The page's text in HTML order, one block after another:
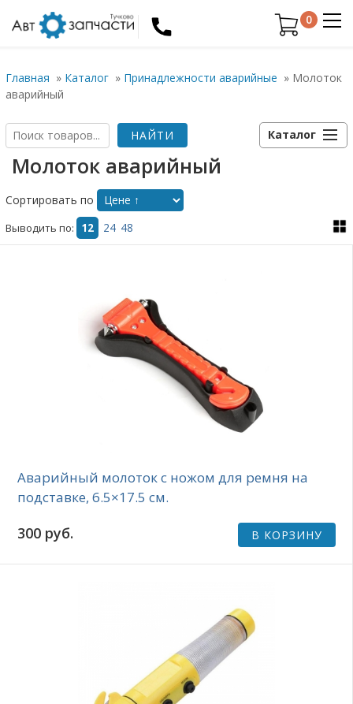
0
Главная » Каталог » Принадлежности аварийные » Молоток
аварийный
Каталог
Молоток аварийный
Сортировать по
Выводить по:
12 24 48
Аварийный молоток с ножом для ремня на
подставке, 6.5×17.5 см.
300 руб. В КОРЗИНУ